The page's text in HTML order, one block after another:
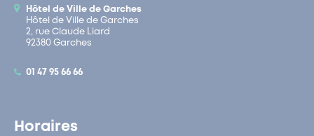
Hôtel de Ville de Garches
Hôtel de Ville de Garches
2, rue Claude Liard
92380 Garches
01 47 95 66 66
Horaires